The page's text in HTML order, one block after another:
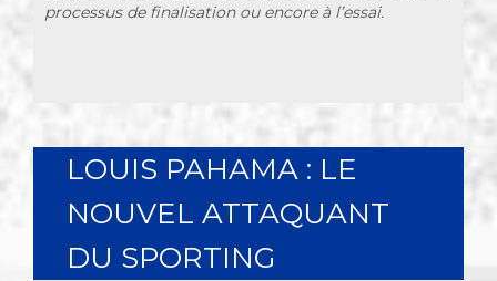
processus de finalisation ou encore à l’essai.
LOUIS PAHAMA : LE
NOUVEL ATTAQUANT
DU SPORTING